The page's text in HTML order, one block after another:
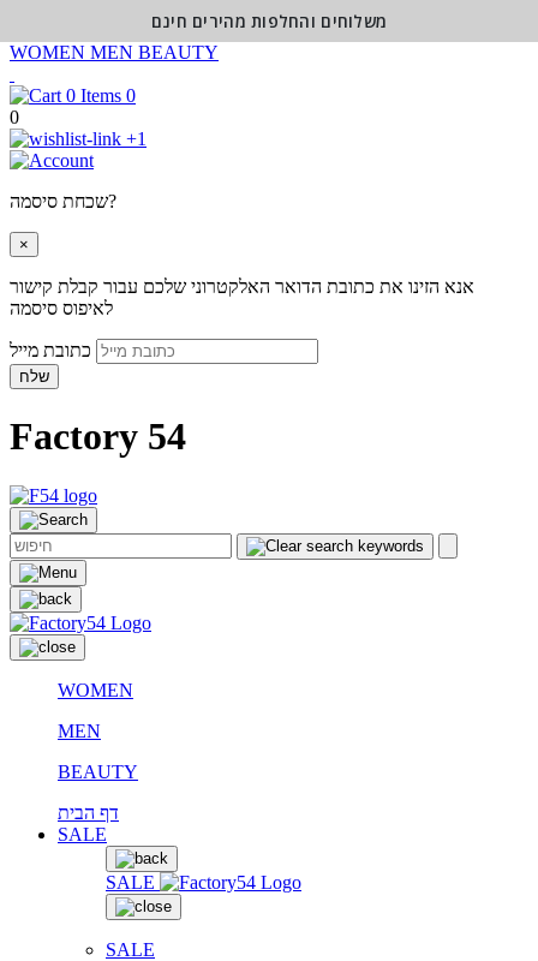
WOMEN MEN BEAUTY
0
0
+1
שכחת סיסמה?
×
אנא הזינו את כתובת הדואר האלקטרוני שלכם עבור קבלת קישור
לאיפוס סיסמה
שלח
Factory 54
WOMEN
MEN
BEAUTY
דף הבית
SALE
SALE
SALE
משלוחים והחלפות מהירים חינם